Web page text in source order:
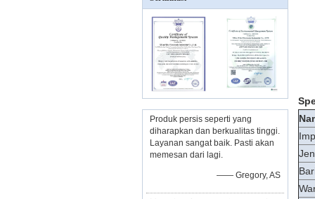
Produk persis seperti yang
diharapkan dan berkualitas tinggi.
Layanan sangat baik. Pasti akan
memesan dari lagi.
—— Gregory, AS